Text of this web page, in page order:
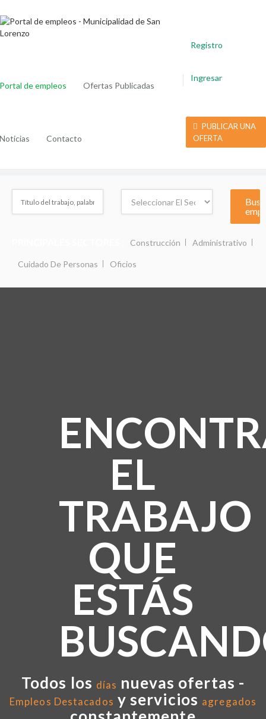
Portal de empleos Ofertas Publicadas
Noticias Contacto
Registro
Ingresar
PUBLICAR UNA
OFERTA
Construcción Administrativo
Cuidado De Personas Oficios
EL
TRABAJO
QUE
ESTÁS
Todos los días nuevas ofertas -
Empleos Destacados y servicios agregados